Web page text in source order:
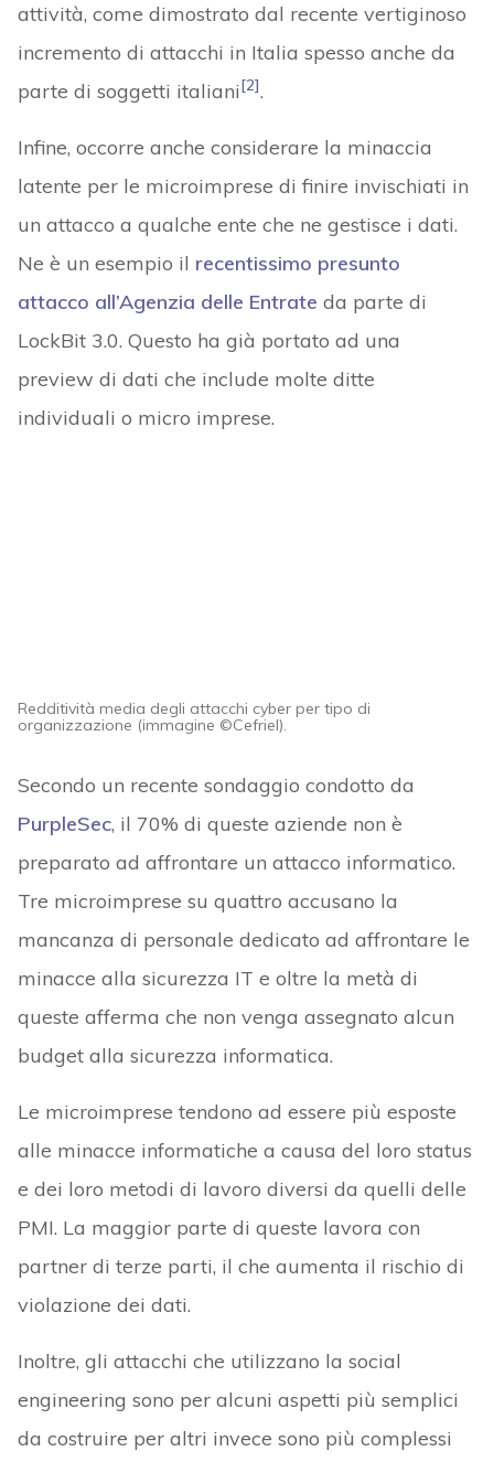
attività, come dimostrato dal recente vertiginoso
incremento di attacchi in Italia spesso anche da
parte di soggetti italiani[2].
Infine, occorre anche considerare la minaccia
latente per le microimprese di finire invischiati in
un attacco a qualche ente che ne gestisce i dati.
Ne è un esempio il recentissimo presunto
attacco all’Agenzia delle Entrate da parte di
LockBit 3.0. Questo ha già portato ad una
preview di dati che include molte ditte
individuali o micro imprese.
Redditività media degli attacchi cyber per tipo di
organizzazione (immagine ©Cefriel).
Secondo un recente sondaggio condotto da
PurpleSec, il 70% di queste aziende non è
preparato ad affrontare un attacco informatico.
Tre microimprese su quattro accusano la
mancanza di personale dedicato ad affrontare le
minacce alla sicurezza IT e oltre la metà di
queste afferma che non venga assegnato alcun
budget alla sicurezza informatica.
Le microimprese tendono ad essere più esposte
alle minacce informatiche a causa del loro status
e dei loro metodi di lavoro diversi da quelli delle
PMI. La maggior parte di queste lavora con
partner di terze parti, il che aumenta il rischio di
violazione dei dati.
Inoltre, gli attacchi che utilizzano la social
engineering sono per alcuni aspetti più semplici
da costruire per altri invece sono più complessi